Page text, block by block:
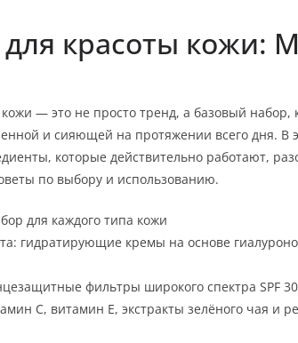
красоты кожи:
— это не просто тренд, а базовый
и сияющей на протяжении всего дня. В
которые действительно работают,
по выбору и использованию.
для каждого типа кожи
гидратирующие кремы на основе
фильтры широкого спектра SPF
C, витамин E, экстракты зелёного чая и